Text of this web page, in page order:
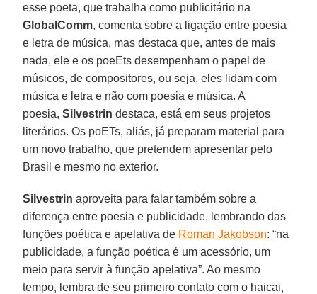
esse poeta, que trabalha como publicitário na
GlobalComm, comenta sobre a ligação entre poesia
e letra de música, mas destaca que, antes de mais
nada, ele e os poeEts desempenham o papel de
músicos, de compositores, ou seja, eles lidam com
música e letra e não com poesia e música. A
poesia,Silvestrin destaca, está em seus projetos
literários. Os poETs, aliás, já preparam material para
um novo trabalho, que pretendem apresentar pelo
Brasil e mesmo no exterior.
Silvestrinaproveita para falar também sobre a
diferença entre poesia e publicidade, lembrando das
funções poética e apelativa de Roman Jakobson: “na
publicidade, a função poética é um acessório, um
meio para servir à função apelativa”. Ao mesmo
tempo, lembra de seu primeiro contato com o haicai,